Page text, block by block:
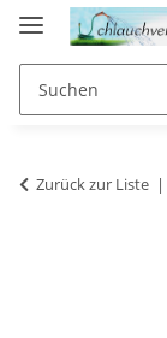
Zurück zur Liste